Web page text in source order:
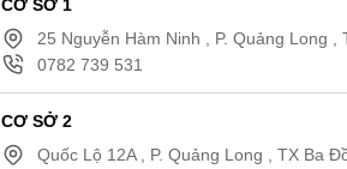
CƠ SỞ 1
25 Nguyễn Hàm Ninh , P. Quảng Long
0782 739 531
CƠ SỞ 2
Quốc Lộ 12A , P. Quảng Long , TX Ba